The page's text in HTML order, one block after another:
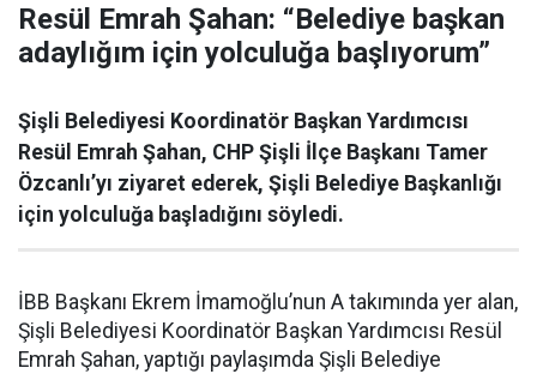
Resül Emrah Şahan: “Belediye başkan
adaylığım için yolculuğa başlıyorum”
Şişli Belediyesi Koordinatör Başkan Yardımcısı
Resül Emrah Şahan, CHP Şişli İlçe Başkanı Tamer
Özcanlı’yı ziyaret ederek, Şişli Belediye Başkanlığı
için yolculuğa başladığını söyledi.
İBB Başkanı Ekrem İmamoğlu’nun A takımında yer alan,
Şişli Belediyesi Koordinatör Başkan Yardımcısı Resül
Emrah Şahan, yaptığı paylaşımda Şişli Belediye